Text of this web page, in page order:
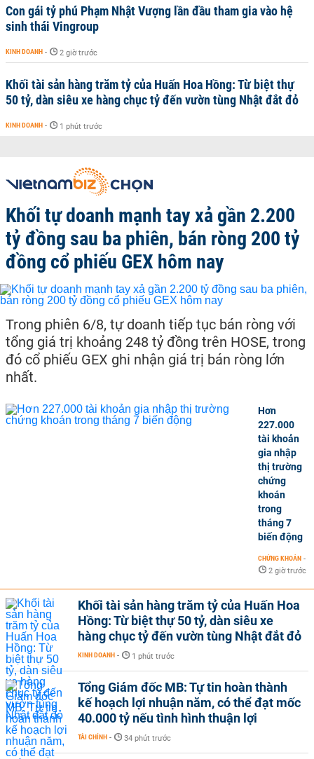
Con gái tỷ phú Phạm Nhật Vượng lần đầu tham gia vào hệ
sinh thái Vingroup
KINH DOANH - 2 giờ trước
Khối tài sản hàng trăm tỷ của Huấn Hoa Hồng: Từ biệt thự
50 tỷ, dàn siêu xe hàng chục tỷ đến vườn tùng Nhật đắt đỏ
KINH DOANH - 1 phút trước
Khối tự doanh mạnh tay xả gần 2.200
tỷ đồng sau ba phiên, bán ròng 200 tỷ
đồng cổ phiếu GEX hôm nay
Trong phiên 6/8, tự doanh tiếp tục bán ròng với
tổng giá trị khoảng 248 tỷ đồng trên HOSE, trong
đó cổ phiếu GEX ghi nhận giá trị bán ròng lớn
nhất.
Hơn
227.000
tài khoản
gia nhập
thị trường
chứng
khoán
trong
tháng 7
biến động
CHỨNG KHOÁN -
2 giờ trước
Khối tài sản hàng trăm tỷ của Huấn Hoa
Hồng: Từ biệt thự 50 tỷ, dàn siêu xe
hàng chục tỷ đến vườn tùng Nhật đắt đỏ
KINH DOANH - 1 phút trước
Tổng Giám đốc MB: Tự tin hoàn thành
kế hoạch lợi nhuận năm, có thể đạt mốc
40.000 tỷ nếu tình hình thuận lợi
TÀI CHÍNH - 34 phút trước